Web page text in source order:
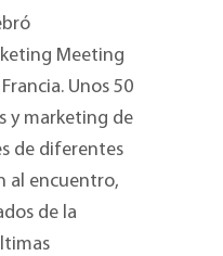
Meeting
Unos 50
y marketing de
de diferentes
al encuentro,
de la